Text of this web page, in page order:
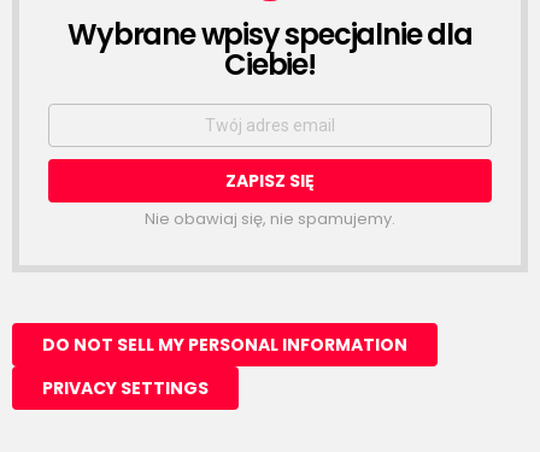
NEWSLETTER
Wybrane wpisy specjalnie dla
Ciebie!
Email
Nie obawiaj się, nie spamujemy.